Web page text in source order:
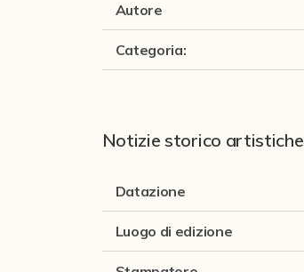
Autore
Categoria:
Notizie storico artistiche
Datazione
Luogo di edizione